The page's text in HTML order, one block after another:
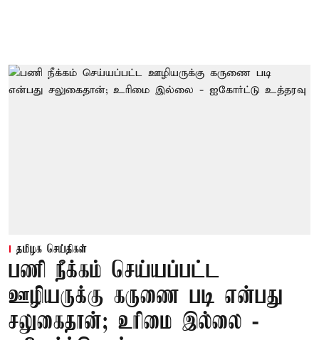
தமிழக செய்திகள்
பணி நீக்கம் செய்யப்பட்ட
ஊழியருக்கு கருணை படி என்பது
சலுகைதான்; உரிமை இல்லை -